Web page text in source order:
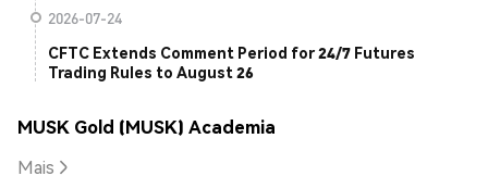
2026-07-24
CFTC Extends Comment Period for 24/7 Futures
Trading Rules to August 26
MUSK Gold (MUSK) Academia
Mais